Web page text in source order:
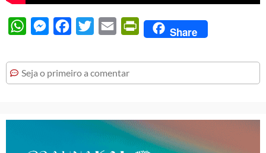
WhatsAppMessengerFacebook
Twitter Email PrintFriendly
Share
Seja o primeiro a comentar